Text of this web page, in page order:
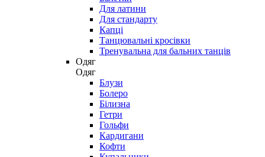
Для латини
Для стандарту
Капці
Танцювальні кросівки
Тренувальна для бальних танців
Одяг
Одяг
Блузи
Болеро
Білизна
Гетри
Гольфи
Кардигани
Кофти